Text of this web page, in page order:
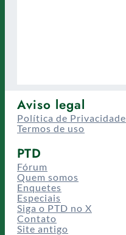
Aviso legal
Política de Privacidade
Termos de uso
PTD
Fórum
Quem somos
Enquetes
Especiais
Siga o PTD no X
Contato
Site antigo